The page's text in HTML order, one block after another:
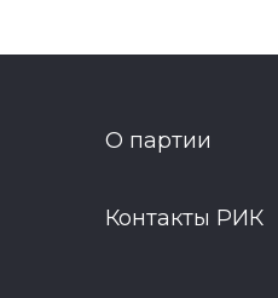
О партии
Контакты РИК